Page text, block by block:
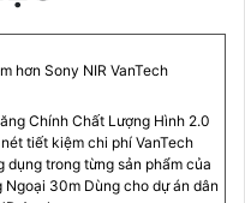
hơn Sony NIR VanTech
Chính Chất Lượng Hình 2.0
tiết kiệm chi phí VanTech
dụng trong từng sản phẩm của
Ngoại 30m Dùng cho dự án dân